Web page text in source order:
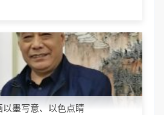
墨写意、以色点睛